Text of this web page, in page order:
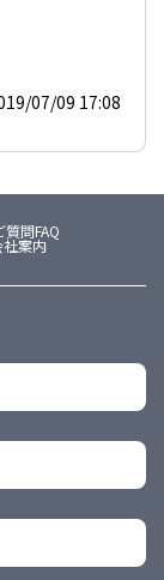
07/09 17:08
問FAQ
社案内